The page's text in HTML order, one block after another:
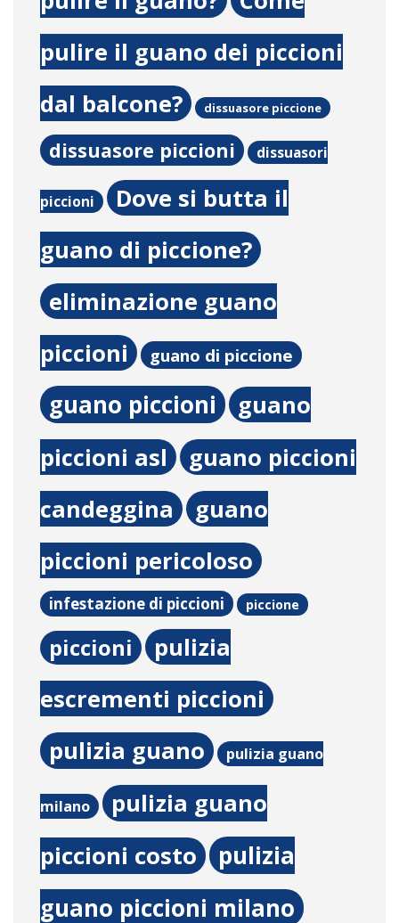
pulire il guano dei piccioni
dal balcone?
dissuasore piccione
dissuasore piccioni dissuasori
piccioni
Dove si butta il
guano di piccione?
eliminazione guano
piccioni
guano di piccione
guano piccioni
guano
piccioni asl
guano piccioni
candeggina
guano
piccioni pericoloso
infestazione di piccioni piccione
piccioni
pulizia
escrementi piccioni
pulizia guano pulizia guano
milano
pulizia guano
piccioni costo
pulizia
guano piccioni milano